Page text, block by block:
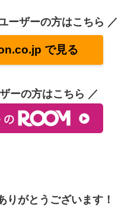
ーザーの方はこちら ／
で見る
ーの方はこちら ／
りがとうございます！